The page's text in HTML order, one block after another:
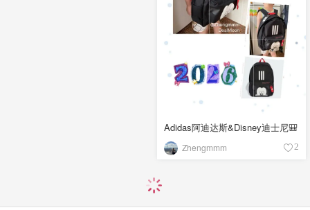
Adidas阿迪达斯&Disney迪士尼🎒
Zhengmmm 2